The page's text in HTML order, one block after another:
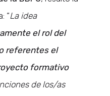
“La idea
el rol del
referentes el
formativo
de los/as